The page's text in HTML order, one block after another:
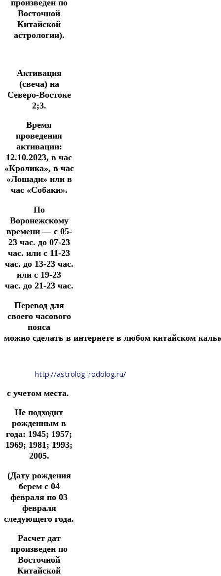
произведен по
Восточной
Китайской
астрологии).
Активация
(свеча) на
Северо-Востоке
2;3.
Время
проведения
активации:
12.10.2023, в час
«Кролика», в час
«Лошади» или в
час «Собаки».
По
Воронежскому
времени — с 05-
23 час. до 07-23
час. или с 11-23
час. до 13-23 час.
или с 19-23
час. до 21-23 час.
Перевод для
своего часового
пояса
можно сделать в интернете в любом китайском
http://astrolog-rodolog.ru/
с учетом места.
Не подходит
рожденным в
года: 1945; 1957;
1969; 1981; 1993;
2005.
(Дату рождения
берем с 04
февраля по 03
февраля
следующего года.
Расчет дат
произведен по
Восточной
Китайской